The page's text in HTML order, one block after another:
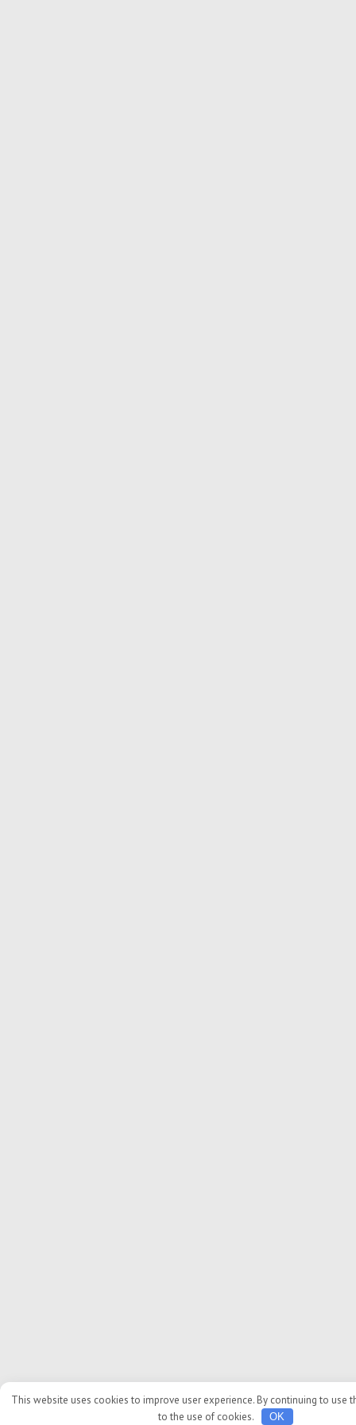
This website uses cookies to improve user experience. By continuing to use
to the use of cookies.
OK